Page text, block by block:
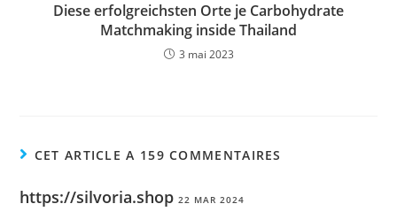
Diese erfolgreichsten Orte je Carbohydrate
Matchmaking inside Thailand
3 mai 2023
CET ARTICLE A 159 COMMENTAIRES
https://silvoria.shop 22 MAR 2024